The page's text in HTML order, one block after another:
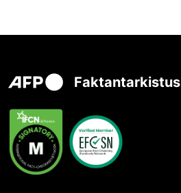
Faktantarkistus